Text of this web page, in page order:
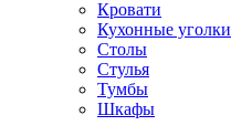
Кровати
Кухонные уголки
Столы
Стулья
Тумбы
Шкафы